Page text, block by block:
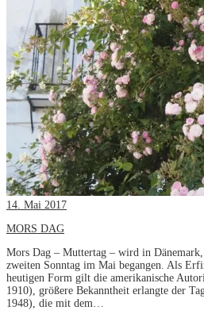
14. Mai 2017
MORS DAG
Mors Dag – Muttertag – wird in
zweiten Sonntag im Mai begangen. Als
heutigen Form gilt die amerikanische
1910), größere Bekanntheit erlangte der
1948), die mit dem…